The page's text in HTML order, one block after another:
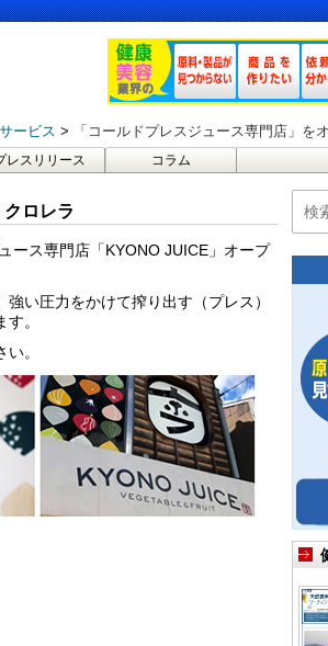
ービス 「コールドプレスジュース専門店」を
レスリリース コラム
ロレラ
ース専門店「KYONO JUICE」オープ
い圧力をかけて搾り出す（プレス）
。
。